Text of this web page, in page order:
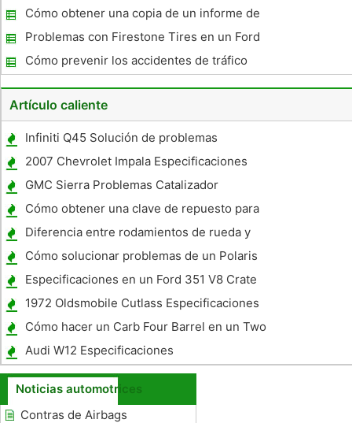
en Utah Centro de Operaciones de Tráfico
Cómo obtener una copia de un informe de
accidente de tráfico en Alaska
Problemas con Firestone Tires en un Ford
Explorer
Cómo prevenir los accidentes de tráfico
Artículo caliente
Infiniti Q45 Solución de problemas
2007 Chevrolet Impala Especificaciones
GMC Sierra Problemas Catalizador
Cómo obtener una clave de repuesto para
un caso Vespa
Diferencia entre rodamientos de rueda y
uniones de bolas
Cómo solucionar problemas de un Polaris
Embarcaciones
Especificaciones en un Ford 351 V8 Crate
Motor
1972 Oldsmobile Cutlass Especificaciones
Cómo hacer un Carb Four Barrel en un Two
Audi W12 Especificaciones
Noticias automotrices
Contras de Airbags